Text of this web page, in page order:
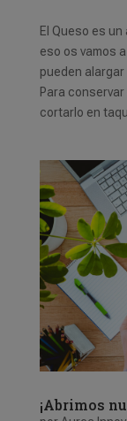
El Queso es
eso os vamos
pueden
Para
cortarlo en
¡Abrimos